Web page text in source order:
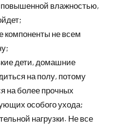
повышенной влажностью,
компоненты не всем
дети, домашние
на полу, потому
на более прочных
особого ухода;
нагрузки. Не все